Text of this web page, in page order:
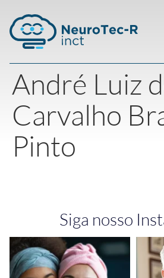
André Luiz
Carvalho
Pinto
Siga nosso